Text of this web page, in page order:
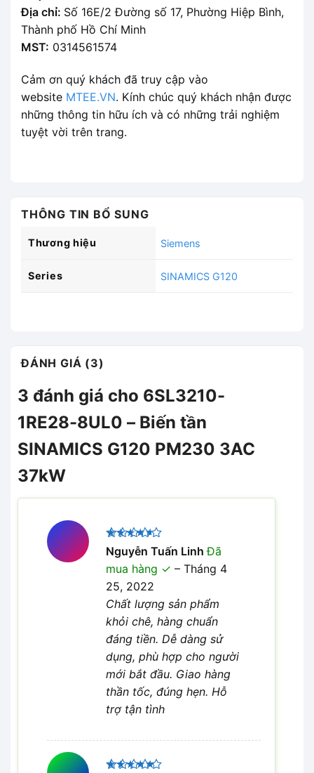
Địa chỉ: Số 16E/2 Đường số 17, Phường Hiệp Bình,
Thành phố Hồ Chí Minh
MST: 0314561574
Cảm ơn quý khách đã truy cập vào
website MTEE.VN. Kính chúc quý khách nhận được
những thông tin hữu ích và có những trải nghiệm
tuyệt vời trên trang.
THÔNG TIN BỔ SUNG
Thương hiệu Siemens
Series SINAMICS G120
ĐÁNH GIÁ (3)
3 đánh giá cho 6SL3210-
1RE28-8UL0 – Biến tần
SINAMICS G120 PM230 3AC
37kW
Được
xếp hạng
45 sao
Nguyễn Tuấn LinhĐã
mua hàng
– Tháng 4
25, 2022
Chất lượng sản phẩm
khỏi chê, hàng chuẩn
đáng tiền. Dễ dàng sử
dụng, phù hợp cho người
mới bắt đầu. Giao hàng
thần tốc, đúng hẹn. Hỗ
trợ tận tình